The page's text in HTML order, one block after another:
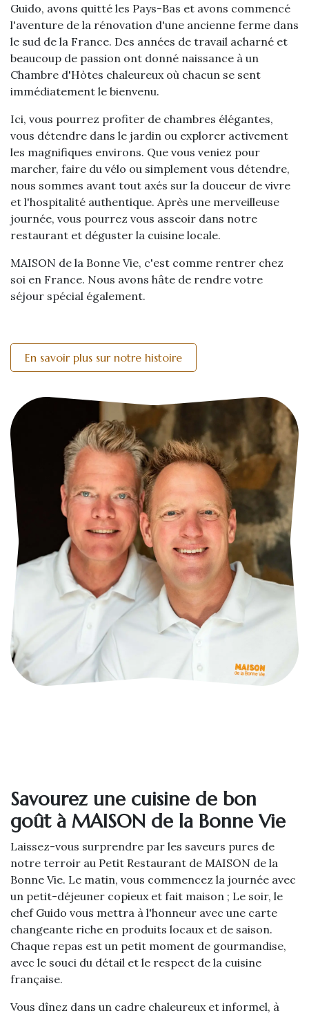
Guido, avons quitté les Pays-Bas et avons commencé
l'aventure de la rénovation d'une ancienne ferme dans
le sud de la France. Des années de travail acharné et
beaucoup de passion ont donné naissance à un
Chambre d'Hòtes chaleureux où chacun se sent
immédiatement le bienvenu.
Ici, vous pourrez profiter de chambres élégantes,
vous détendre dans le jardin ou explorer activement
les magnifiques environs. Que vous veniez pour
marcher, faire du vélo ou simplement vous détendre,
nous sommes avant tout axés sur la douceur de vivre
et l'hospitalité authentique. Après une merveilleuse
journée, vous pourrez vous asseoir dans notre
restaurant et déguster la cuisine locale.
MAISON de la Bonne Vie, c'est comme rentrer chez
soi en France. Nous avons hâte de rendre votre
séjour spécial également.
En savoir plus sur notre histoire
Savourez une cuisine de bon
goût à MAISON de la Bonne Vie
Laissez-vous surprendre par les saveurs pures de
notre terroir au Petit Restaurant de MAISON de la
Bonne Vie. Le matin, vous commencez la journée avec
un petit-déjeuner copieux et fait maison ; Le soir, le
chef Guido vous mettra à l'honneur avec une carte
changeante riche en produits locaux et de saison.
Chaque repas est un petit moment de gourmandise,
avec le souci du détail et le respect de la cuisine
française.
Vous dînez dans un cadre chaleureux et informel, à